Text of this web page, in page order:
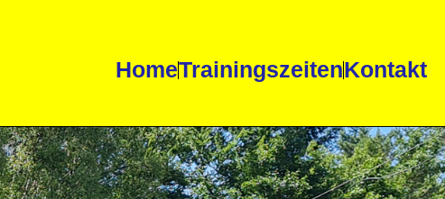
HomeTrainingszeitenKontakt